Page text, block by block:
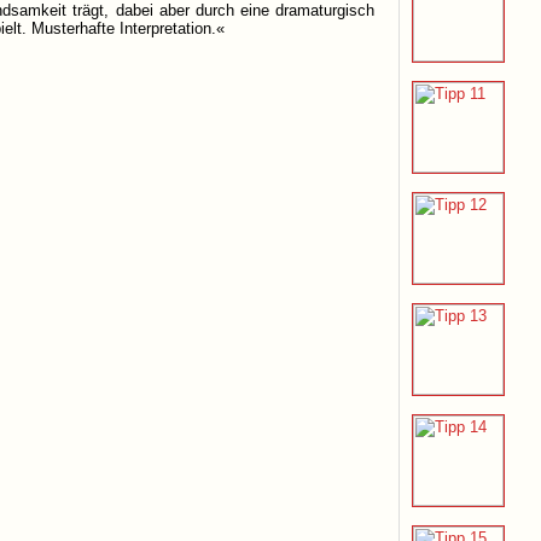
trägt, dabei aber durch eine dramaturgisch
Musterhafte Interpretation.«